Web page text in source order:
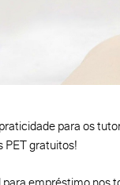
para os
PET gratuitos!